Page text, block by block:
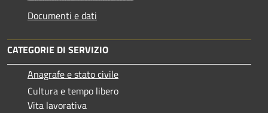
Documenti e dati
CATEGORIE DI SERVIZIO
Anagrafe e stato civile
Cultura e tempo libero
Vita lavorativa